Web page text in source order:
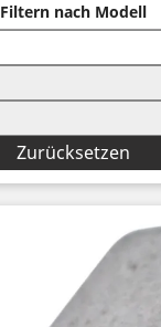
Filtern nach Modell
Zurücksetzen